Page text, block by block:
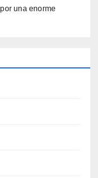
una enorme